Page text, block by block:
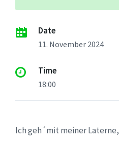
Date
11. November 2024
Time
18:00
Ich geh´mit meiner Laterne,